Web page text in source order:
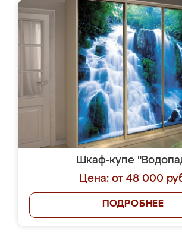
Шкаф-купе
Цена: от 48 000
ПОДРОБНЕЕ